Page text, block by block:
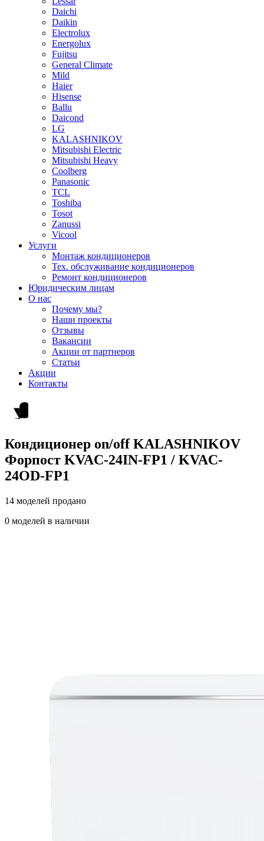
Daichi
Daikin
Electrolux
Energolux
Fujitsu
General Climate
Mild
Haier
Hisense
Ballu
Daicond
LG
KALASHNIKOV
Mitsubishi Electric
Mitsubishi Heavy
Сoolberg
Panasonic
TCL
Toshiba
Tosot
Zanussi
Vicool
Услуги
Монтаж кондиционеров
Тех. обслуживание кондиционеров
Ремонт кондиционеров
Юридическим лицам
О нас
Почему мы?
Наши проекты
Отзывы
Вакансии
Акции от партнеров
Статьи
Акции
Контакты
Кондиционер on/off KALASHNIKOV
Форпост KVAC-24IN-FP1 / KVAC-
24OD-FP1
14 моделей продано
0 моделей в наличии